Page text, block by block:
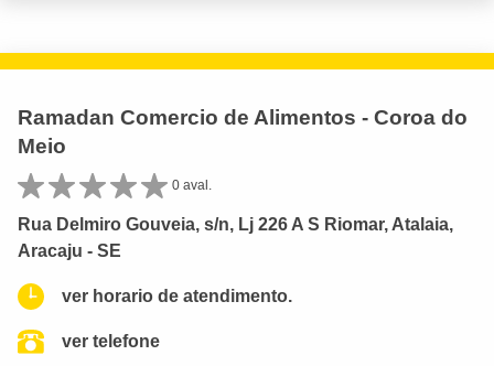
Ramadan Comercio de Alimentos - Coroa do
Meio
0 aval.
Rua Delmiro Gouveia, s/n, Lj 226 A S Riomar, Atalaia,
Aracaju - SE
ver horario de atendimento.
ver telefone